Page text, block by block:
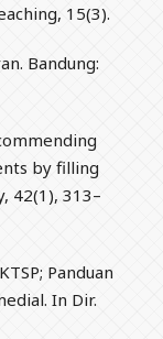
15(3).
Bandung:
by filling
42(1), 313–
Panduan
In Dir.